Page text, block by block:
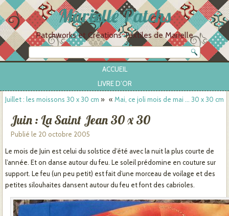
Marielle Patchs
Patchworks et Créations Textiles de Marielle
ACCUEIL
LIVRE D’OR
Juillet : les moissons 30 x 30 cm » « Mai, ce joli mois de mai … 30 x 30 cm
Juin : La Saint Jean 30 x 30
Publié le 20 octobre 2005
Le mois de Juin est celui du solstice d’été avec la nuit la plus courte de
l’année. Et on danse autour du feu. Le soleil prédomine en couture sur
support. Le feu (un peu petit) est fait d’une morceau de voilage et des
petites silouhaites dansent autour du feu et font des cabrioles.